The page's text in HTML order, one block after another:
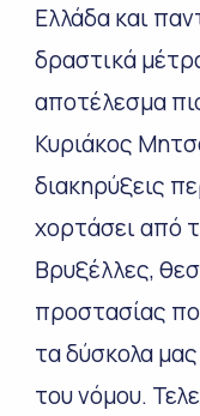
Ελλάδα και
δραστικά
αποτέλεσμα
Κυριάκος
διακηρύξεις
χορτάσει από
Βρυξέλλες,
προστασίας
τα δύσκολα
του νόμου.